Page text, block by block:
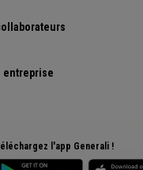
l'app Generali !
santé pro
santé collective
entreprise
risques
d'entreprise